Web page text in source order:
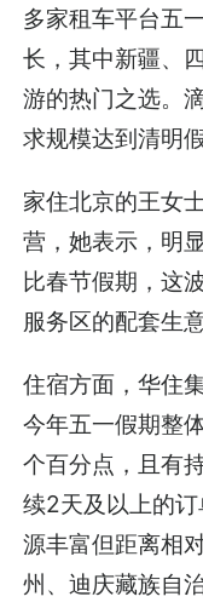
多家租车平台五
长，其中新疆、
游的热门之选。
求规模达到清明
家住北京的王女
营，她表示，明
比春节假期，这
服务区的配套生意
住宿方面，华住
今年五一假期整
个百分点，且有
续2天及以上的
源丰富但距离相
州、迪庆藏族自